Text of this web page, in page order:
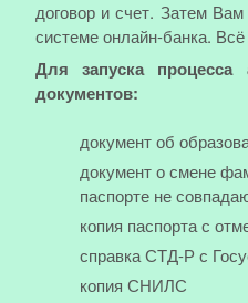
договор и счет. Затем
системе онлайн-банка. Всё
Для запуска процесса
документов:
документ об
документ о смене
паспорте не
копия паспорта с
справка СТД-Р с
копия СНИЛС